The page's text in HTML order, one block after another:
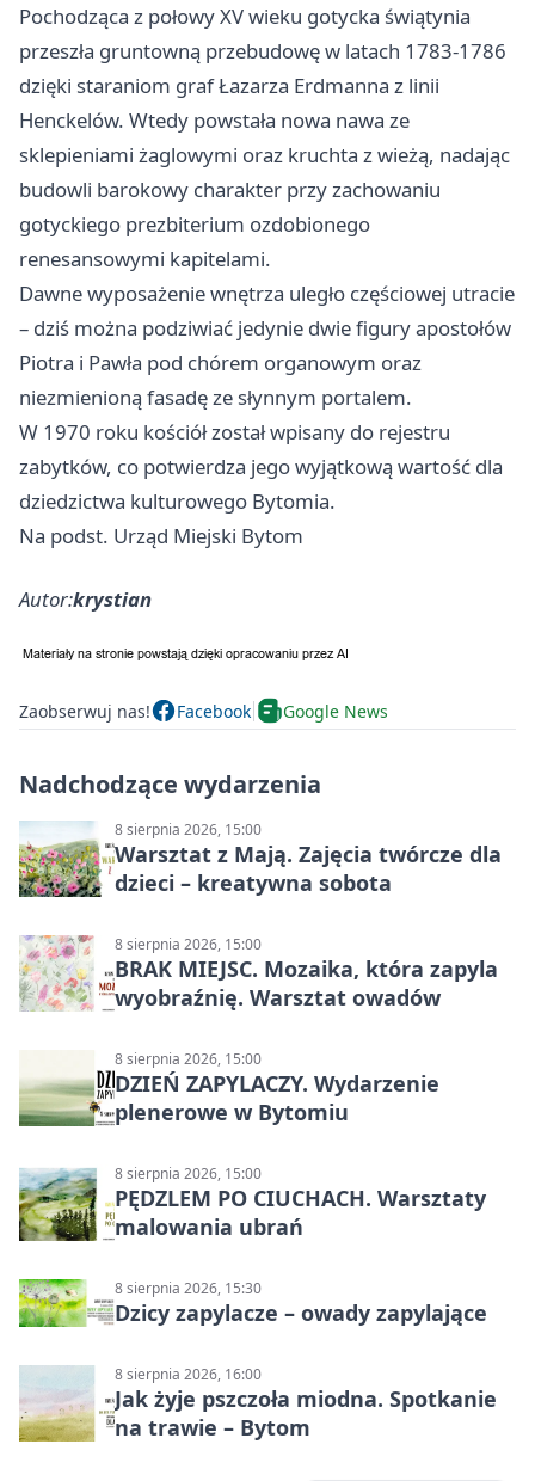
Pochodząca z połowy XV wieku gotycka świątynia
przeszła gruntowną przebudowę w latach 1783-1786
dzięki staraniom graf Łazarza Erdmanna z linii
Henckelów. Wtedy powstała nowa nawa ze
sklepieniami żaglowymi oraz kruchta z wieżą, nadając
budowli barokowy charakter przy zachowaniu
gotyckiego prezbiterium ozdobionego
renesansowymi kapitelami.
Dawne wyposażenie wnętrza uległo częściowej utracie
– dziś można podziwiać jedynie dwie figury apostołów
Piotra i Pawła pod chórem organowym oraz
niezmienioną fasadę ze słynnym portalem.
W 1970 roku kościół został wpisany do rejestru
zabytków, co potwierdza jego wyjątkową wartość dla
dziedzictwa kulturowego Bytomia.
Na podst. Urząd Miejski Bytom
Autor:krystian
Zaobserwuj nas! Facebook Google News
Nadchodzące wydarzenia
8 sierpnia 2026, 15:00
Warsztat z Mają. Zajęcia twórcze dla
dzieci – kreatywna sobota
8 sierpnia 2026, 15:00
BRAK MIEJSC. Mozaika, która zapyla
wyobraźnię. Warsztat owadów
8 sierpnia 2026, 15:00
DZIEŃ ZAPYLACZY. Wydarzenie
plenerowe w Bytomiu
8 sierpnia 2026, 15:00
PĘDZLEM PO CIUCHACH. Warsztaty
malowania ubrań
8 sierpnia 2026, 15:30
Dzicy zapylacze – owady zapylające
8 sierpnia 2026, 16:00
Jak żyje pszczoła miodna. Spotkanie
na trawie – Bytom